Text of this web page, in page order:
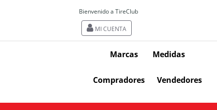
Bienvenido a TireClub
MI CUENTA
Marcas Medidas
Compradores Vendedores